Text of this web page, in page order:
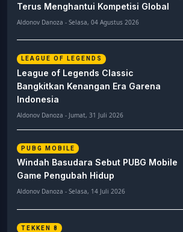
Terus Menghantui Kompetisi Global
Aldonov Danoza - Selasa, 04 Agustus 2026
LEAGUE OF LEGENDS
League of Legends Classic
Bangkitkan Kenangan Era Garena
Indonesia
Aldonov Danoza - Jumat, 31 Juli 2026
PUBG MOBILE
Windah Basudara Sebut PUBG Mobile
Game Pengubah Hidup
Aldonov Danoza - Selasa, 14 Juli 2026
TEKKEN 8